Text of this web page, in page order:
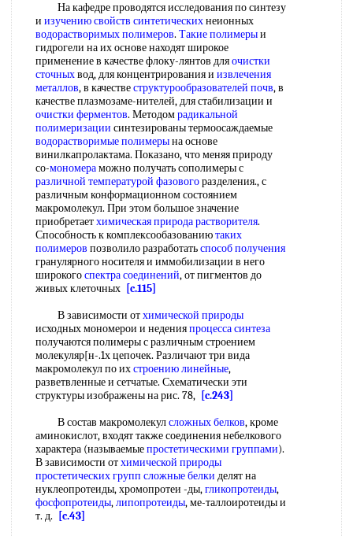
На кафедре проводятся исследования по синтезу
и изучению свойств синтетическихнеионных
водорастворимых полимеров. Такие полимерыи
гидрогели на их основе находят широкое
применение в качестве флоку-лянтов дляочистки
сточныхвод, для концентрирования и извлечения
металлов, в качествеструктурообразователей почв, в
качестве плазмозаме-нителей, для стабилизации и
очистки ферментов. Методомрадикальной
полимеризации синтезированы термоосаждаемые
водорастворимые полимерына основе
винилкапролактама. Показано, что меняя природу
со-мономераможно получать сополимеры с
различной температурой фазовогоразделения., с
различным конформационном состоянием
макромолекул. При этом большое значение
приобретаетхимическая природа растворителя.
Способность к комплексообазованиютаких
полимеров позволило разработатьспособ получения
гранулярного носителя и иммобилизации в него
широкогоспектра соединений, от пигментов до
живых клеточных [c.115]
В зависимости отхимической природы
исходных мономерои и неденияпроцесса синтеза
получаются полимеры с различным строением
молекуляр[н-.1х цепочек. Различают три вида
макромолекул по ихстроению линейные,
разветвленные и сетчатые. Схематически эти
структуры изображены на рис. 78, [c.243]
В состав макромолекулсложных белков, кроме
аминокислот, входят также соединения небелкового
характера (называемыепростетическими группами).
В зависимости отхимической природы
простетических групп сложные белки делят на
нуклеопротеиды, хромопротеи -ды,гликопротеиды,
фосфопротеиды,липопротеиды, ме-таллоиротеиды и
т. д.
[c.43]